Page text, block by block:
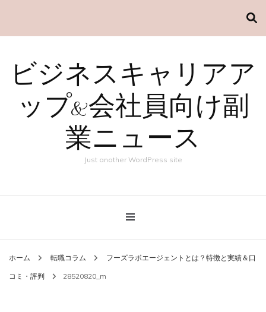
ビジネスキャリアア
ップ&会社員向け副
業ニュース
Just another WordPress site
ホーム 転職コラム フーズラボエージェントとは？特徴と実績＆口
コミ・評判 28520820_m